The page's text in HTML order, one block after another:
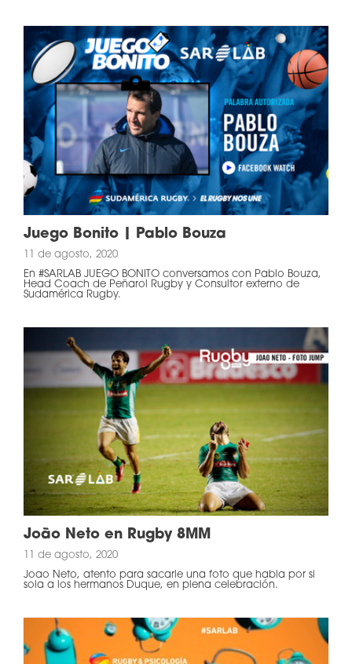
Juego Bonito | Pablo Bouza
11 de agosto, 2020
En #SARLAB JUEGO BONITO conversamos con Pablo Bouza,
Head Coach de Peñarol Rugby y Consultor externo de
Sudamérica Rugby.
João Neto en Rugby 8MM
11 de agosto, 2020
Joao Neto, atento para sacarle una foto que habla por si
sola a los hermanos Duque, en plena celebración.